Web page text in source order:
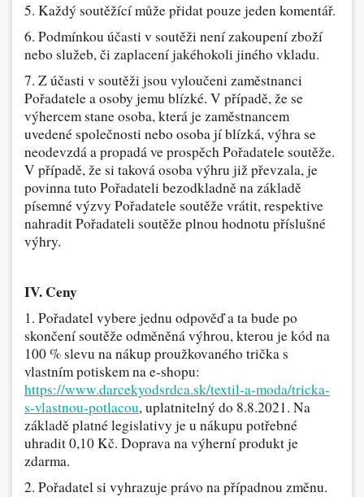
5. Každý soutěžící může přidat pouze jeden komentář.
6. Podmínkou účasti v soutěži není zakoupení zboží
nebo služeb, či zaplacení jakéhokoli jiného vkladu.
7. Z účasti v soutěži jsou vyloučeni zaměstnanci
Pořadatele a osoby jemu blízké. V případě, že se
výhercem stane osoba, která je zaměstnancem
uvedené společnosti nebo osoba jí blízká, výhra se
neodevzdá a propadá ve prospěch Pořadatele soutěže.
V případě, že si taková osoba výhru již převzala, je
povinna tuto Pořadateli bezodkladně na základě
písemné výzvy Pořadatele soutěže vrátit, respektive
nahradit Pořadateli soutěže plnou hodnotu příslušné
výhry.
IV. Ceny
1. Pořadatel vybere jednu odpověď a ta bude po
skončení soutěže odměněná výhrou, kterou je kód na
100 % slevu na nákup proužkovaného trička s
vlastním potiskem na e-shopu:
https://www.darcekyodsrdca.sk/textil-a-moda/tricka-
s-vlastnou-potlacou,uplatnitelný do 8.8.2021. Na
základě platné legislativy je u nákupu potřebné
uhradit 0,10 Kč. Doprava na výherní produkt je
zdarma.
2. Pořadatel si vyhrazuje právo na případnou změnu.